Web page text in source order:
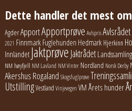
Dette handler det mest om
AgderApportApportprøve AvlsprisAvlsrådet
2021 FinnmarkFuglehunden Hedmark Hjerkinn
InnlandetJaktprøve JaktrådetLandssamling
NM høyfjell NM Lavland NM Vinter Nordland Norsk Derby
Akershus Rogaland Skogsfuglprøve
UtstillingVestland Vinjevegen VMÅrets hunder